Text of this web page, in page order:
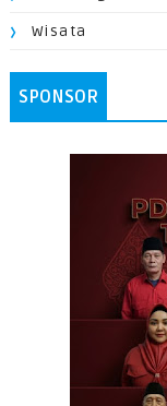
Wisata
SPONSOR